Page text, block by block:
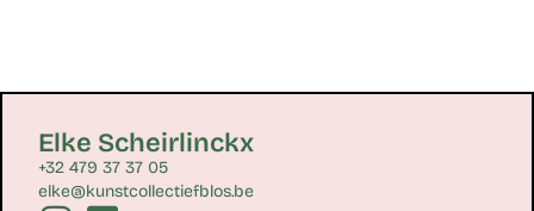
Elke Scheirlinckx
+32 479 37 37 05
elke@kunstcollectiefblos.be